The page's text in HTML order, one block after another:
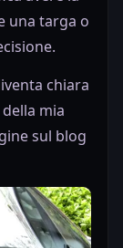
una targa o
chiara
mia
sul blog